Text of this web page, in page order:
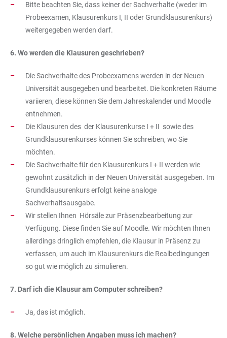
Bitte beachten Sie, dass keiner der Sachverhalte (weder im
Probeexamen, Klausurenkurs I, II oder Grundklausurenkurs)
weitergegeben werden darf.
6. Wo werden die Klausuren geschrieben?
Die Sachverhalte des Probeexamens werden in der Neuen
Universität ausgegeben und bearbeitet. Die konkreten Räume
variieren, diese können Sie dem Jahreskalender und Moodle
entnehmen.
Die Klausuren des der Klausurenkurse I + II sowie des
Grundklausurenkurses können Sie schreiben, wo Sie
möchten.
Die Sachverhalte für den Klausurenkurs I + II werden wie
gewohnt zusätzlich in der Neuen Universität ausgegeben. Im
Grundklausurenkurs erfolgt keine analoge
Sachverhaltsausgabe.
Wir stellen Ihnen Hörsäle zur Präsenzbearbeitung zur
Verfügung. Diese finden Sie auf Moodle. Wir möchten Ihnen
allerdings dringlich empfehlen, die Klausur in Präsenz zu
verfassen, um auch im Klausurenkurs die Realbedingungen
so gut wie möglich zu simulieren.
7. Darf ich die Klausur am Computer schreiben?
Ja, das ist möglich.
8. Welche persönlichen Angaben muss ich machen?